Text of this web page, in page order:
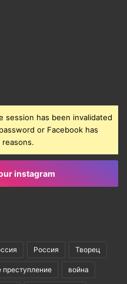
session has been invalidated
or Facebook has
instagram
Россия Творец
преступление война